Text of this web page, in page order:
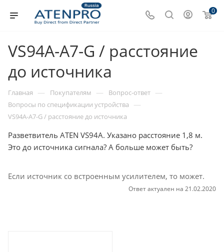
0
VS94A-A7-G / расстояние
до источника
Главная — Покупателям — Вопрос-ответ —
Вопросы по спецификации устройства —
VS94A-A7-G / расстояние до источника
Разветвитель ATEN VS94A. Указано расстояние 1,8 м.
Это до источника сигнала? А больше может быть?
Если источник со встроенным усилителем, то может.
Ответ актуален на 21.02.2020